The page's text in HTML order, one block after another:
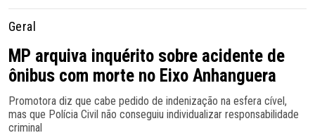
Geral
MP arquiva inquérito sobre acidente de
ônibus com morte no Eixo Anhanguera
Promotora diz que cabe pedido de indenização na esfera cível,
mas que Polícia Civil não conseguiu individualizar responsabilidade
criminal